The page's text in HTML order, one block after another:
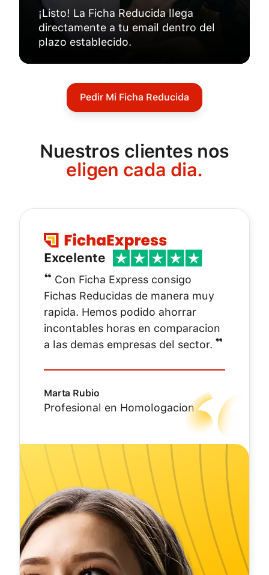
¡Listo! La Ficha Reducida llega
directamente a tu email dentro del
plazo establecido.
Pedir Mi Ficha Reducida
Nuestros clientes nos
eligen cada dia.
Excelente
❝ Con Ficha Express consigo
Fichas Reducidas de manera muy
rapida. Hemos podido ahorrar
incontables horas en comparacion
a las demas empresas del sector. ❞
Marta Rubio
Profesional en Homologacion